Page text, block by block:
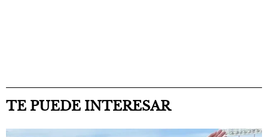
TE PUEDE INTERESAR